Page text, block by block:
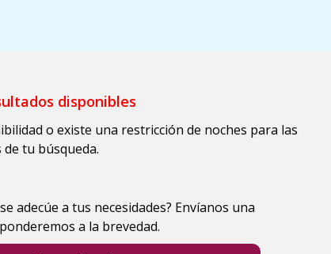
disponibles
o existe una restricción de noches para las
de tu búsqueda.
adecúe a tus necesidades? Envíanos una
a la brevedad.